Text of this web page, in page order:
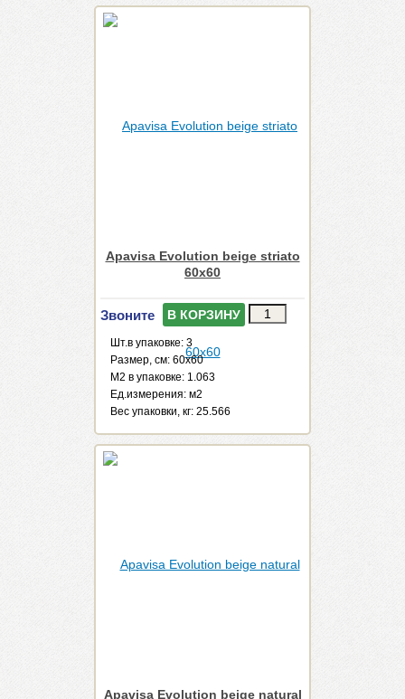
Apavisa Evolution beige striato
60x60
Звоните В КОРЗИНУ
Шт.в упаковке: 3
Размер, см: 60x60
М2 в упаковке: 1.063
Ед.измерения: м2
Веc упаковки, кг: 25.566
Apavisa Evolution beige natural